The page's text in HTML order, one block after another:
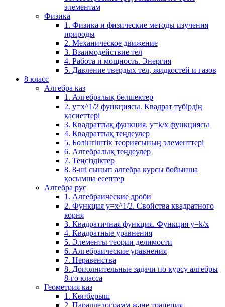
элементам
Физика
1. Физика и физические методы изучения
природы
2. Механическое движение
3. Взаимодействие тел
4. Работа и мощность. Энергия
5. Давление твердых тел, жидкостей и газов
8 класс
Алгебра каз
1. Алгебралық бөлшектер
2. у=х^1/2 функциясы. Квадрат түбірдің
қасиеттері
3. Квадраттық функция. у=k/x функциясы
4. Квадраттық теңдеулер
5. Бөлінгіштік теориясының элементтері
6. Алгебралық теңдеулер
7. Теңсіздіктер
8. 8-ші сынып алгебра курсы бойынша
қосымша есептер
Алгебра рус
1. Алгебраические дроби
2. Функция y=x^1/2. Свойства квадратного
корня
3. Квадратичная функция. Функция у=k/x
4. Квадратные уравнения
5. Элементы теории делимости
6. Алгебраические уравнения
7. Неравенства
8. Дополнительные задачи по курсу алгебры
8-го класса
Геометрия каз
1. Көпбұрыш
2. Параллелограмм және трапеция